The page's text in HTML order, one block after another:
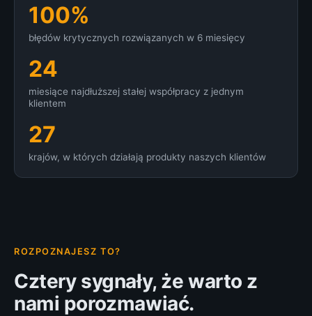
100%
błędów krytycznych rozwiązanych w 6 miesięcy
24
miesiące najdłuższej stałej współpracy z jednym
klientem
27
krajów, w których działają produkty naszych klientów
ROZPOZNAJESZ TO?
Cztery sygnały, że warto z
nami porozmawiać.